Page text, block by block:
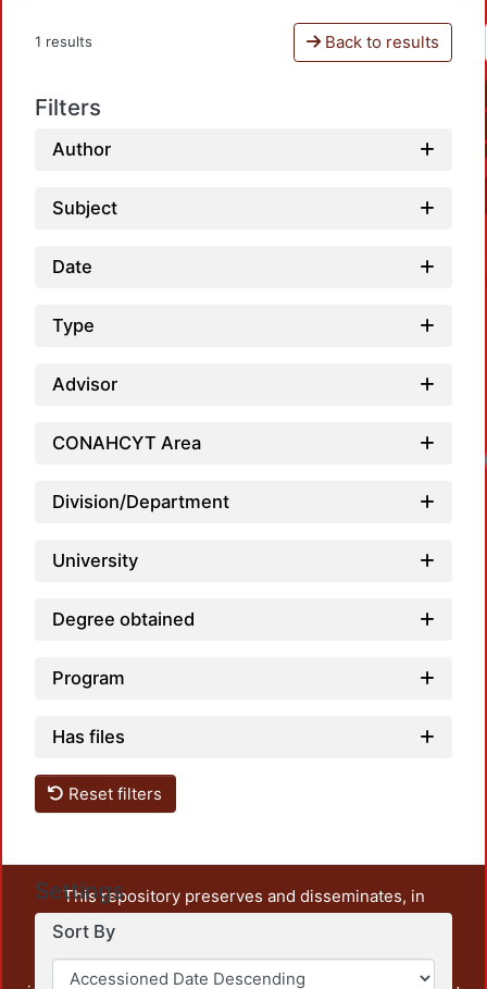
1 results Back to results
Filters
Author
Subject
Date
Type
Advisor
CONAHCYT Area
Division/Department
University
Degree obtained
Program
Has files
Reset filters
Settings
Sort By
This repository preserves and disseminates, in
unrestricted open access, the teaching and research
output of UAM Azcapotzalco. It also includes some
administrative and graphic documents from the